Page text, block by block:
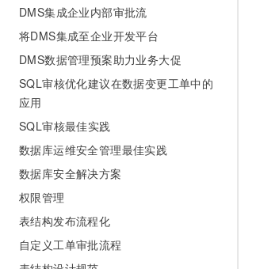
DMS集成企业内部审批流
将DMS集成至企业开发平台
DMS数据管理预案助力业务大促
SQL审核优化建议在数据变更工单中的
应用
SQL审核最佳实践
数据库运维安全管理最佳实践
数据库安全解决方案
权限管理
表结构发布流程化
自定义工单审批流程